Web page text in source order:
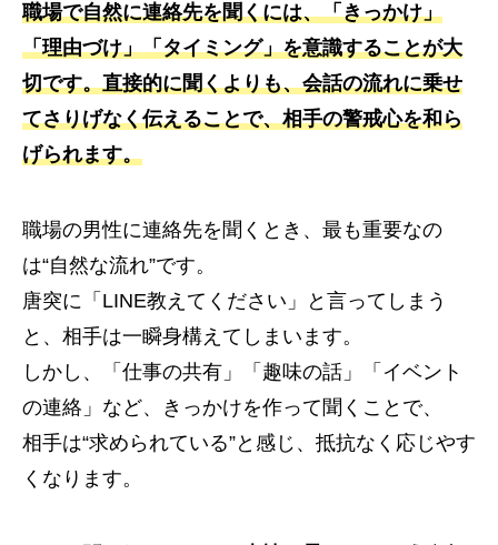
職場で自然に連絡先を聞くには、「きっかけ」
「理由づけ」「タイミング」を意識することが大
切です。直接的に聞くよりも、会話の流れに乗せ
てさりげなく伝えることで、相手の警戒心を和ら
げられます。
職場の男性に連絡先を聞くとき、最も重要なの
は“自然な流れ”です。
唐突に「LINE教えてください」と言ってしまう
と、相手は一瞬身構えてしまいます。
しかし、「仕事の共有」「趣味の話」「イベント
の連絡」など、きっかけを作って聞くことで、
相手は“求められている”と感じ、抵抗なく応じやす
くなります。